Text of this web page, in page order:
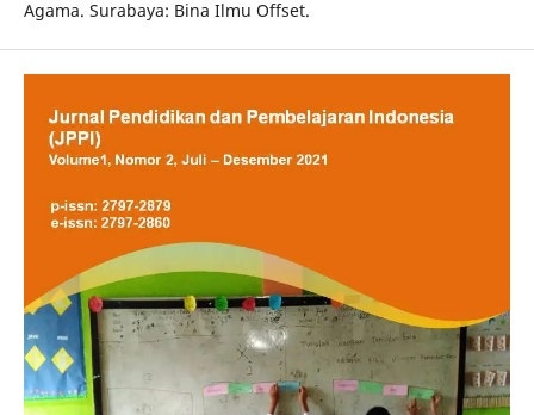
Agama. Surabaya: Bina Ilmu Offset.